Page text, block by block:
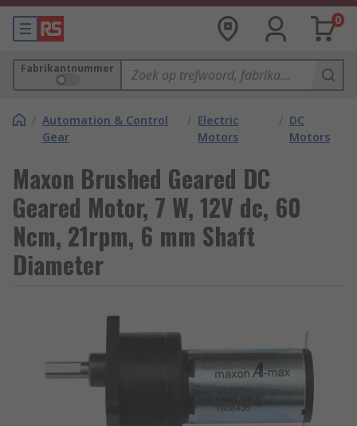
0
Fabrikantnummer
/ Automation & Control
Gear
/ Electric
Motors
/ DC
Motors
Maxon Brushed Geared DC
Geared Motor, 7 W, 12V dc, 60
Ncm, 21rpm, 6 mm Shaft
Diameter